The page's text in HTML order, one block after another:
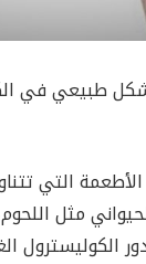
طبيعي في
التي
مثل